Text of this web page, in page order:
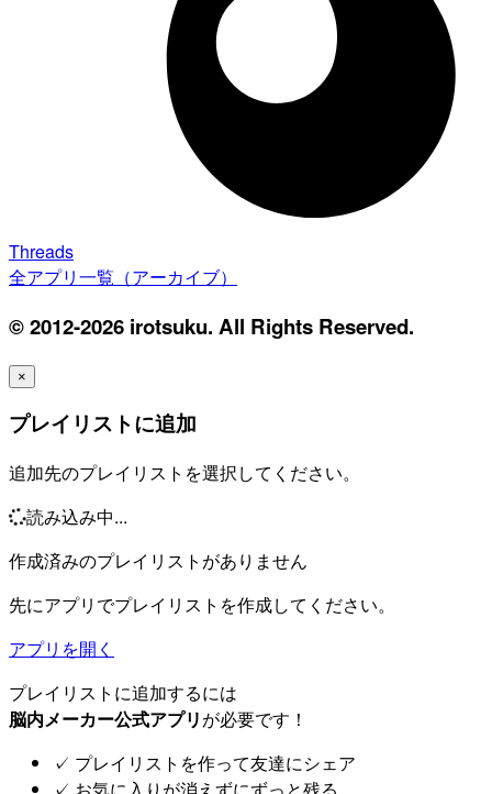
Threads
全アプリ一覧（アーカイブ）
© 2012-2026 irotsuku. All Rights Reserved.
×
プレイリストに追加
追加先のプレイリストを選択してください。
読み込み中...
作成済みのプレイリストがありません
先にアプリでプレイリストを作成してください。
アプリを開く
プレイリストに追加するには
脳内メーカー公式アプリが必要です！
✓ プレイリストを作って友達にシェア